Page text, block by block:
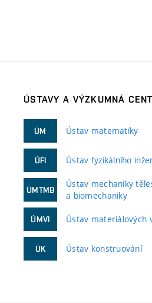
ÚSTAVY A VÝZKUMNÁ
ÚM Ústav matematiky
ÚFI Ústav fyzikálního
ÚMTMB
Ústav mechaniky
a biomechaniky
ÚMVI Ústav materiálových
ÚK Ústav konstruování